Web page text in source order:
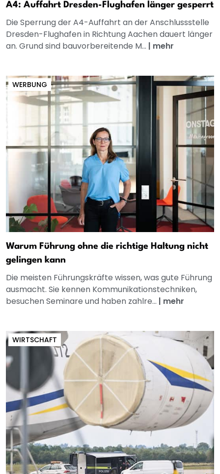
A4: Auffahrt Dresden-Flughafen länger gesperrt
Die Sperrung der A4-Auffahrt an der Anschlussstelle
Dresden-Flughafen in Richtung Aachen dauert länger
an. Grund sind bauvorbereitende M... | mehr
WERBUNG
Warum Führung ohne die richtige Haltung nicht
gelingen kann
Die meisten Führungskräfte wissen, was gute Führung
ausmacht. Sie kennen Kommunikationstechniken,
besuchen Seminare und haben zahlre... | mehr
WIRTSCHAFT